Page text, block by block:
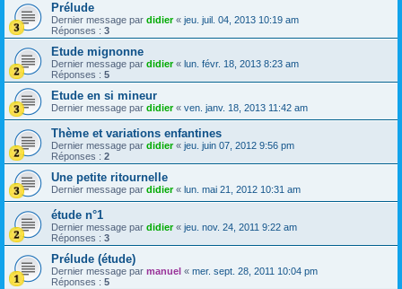
Prélude
Dernier message par didier« jeu. juil. 04, 2013 10:19 am
Réponses : 3
Etude mignonne
Dernier message par didier« lun. févr. 18, 2013 8:23 am
Réponses : 5
Etude en si mineur
Dernier message par didier« ven. janv. 18, 2013 11:42 am
Thème et variations enfantines
Dernier message par didier« jeu. juin 07, 2012 9:56 pm
Réponses : 2
Une petite ritournelle
Dernier message par didier« lun. mai 21, 2012 10:31 am
étude n°1
Dernier message par didier« jeu. nov. 24, 2011 9:22 am
Réponses : 3
Prélude (étude)
Dernier message par manuel « mer. sept. 28, 2011 10:04 pm
Réponses : 5